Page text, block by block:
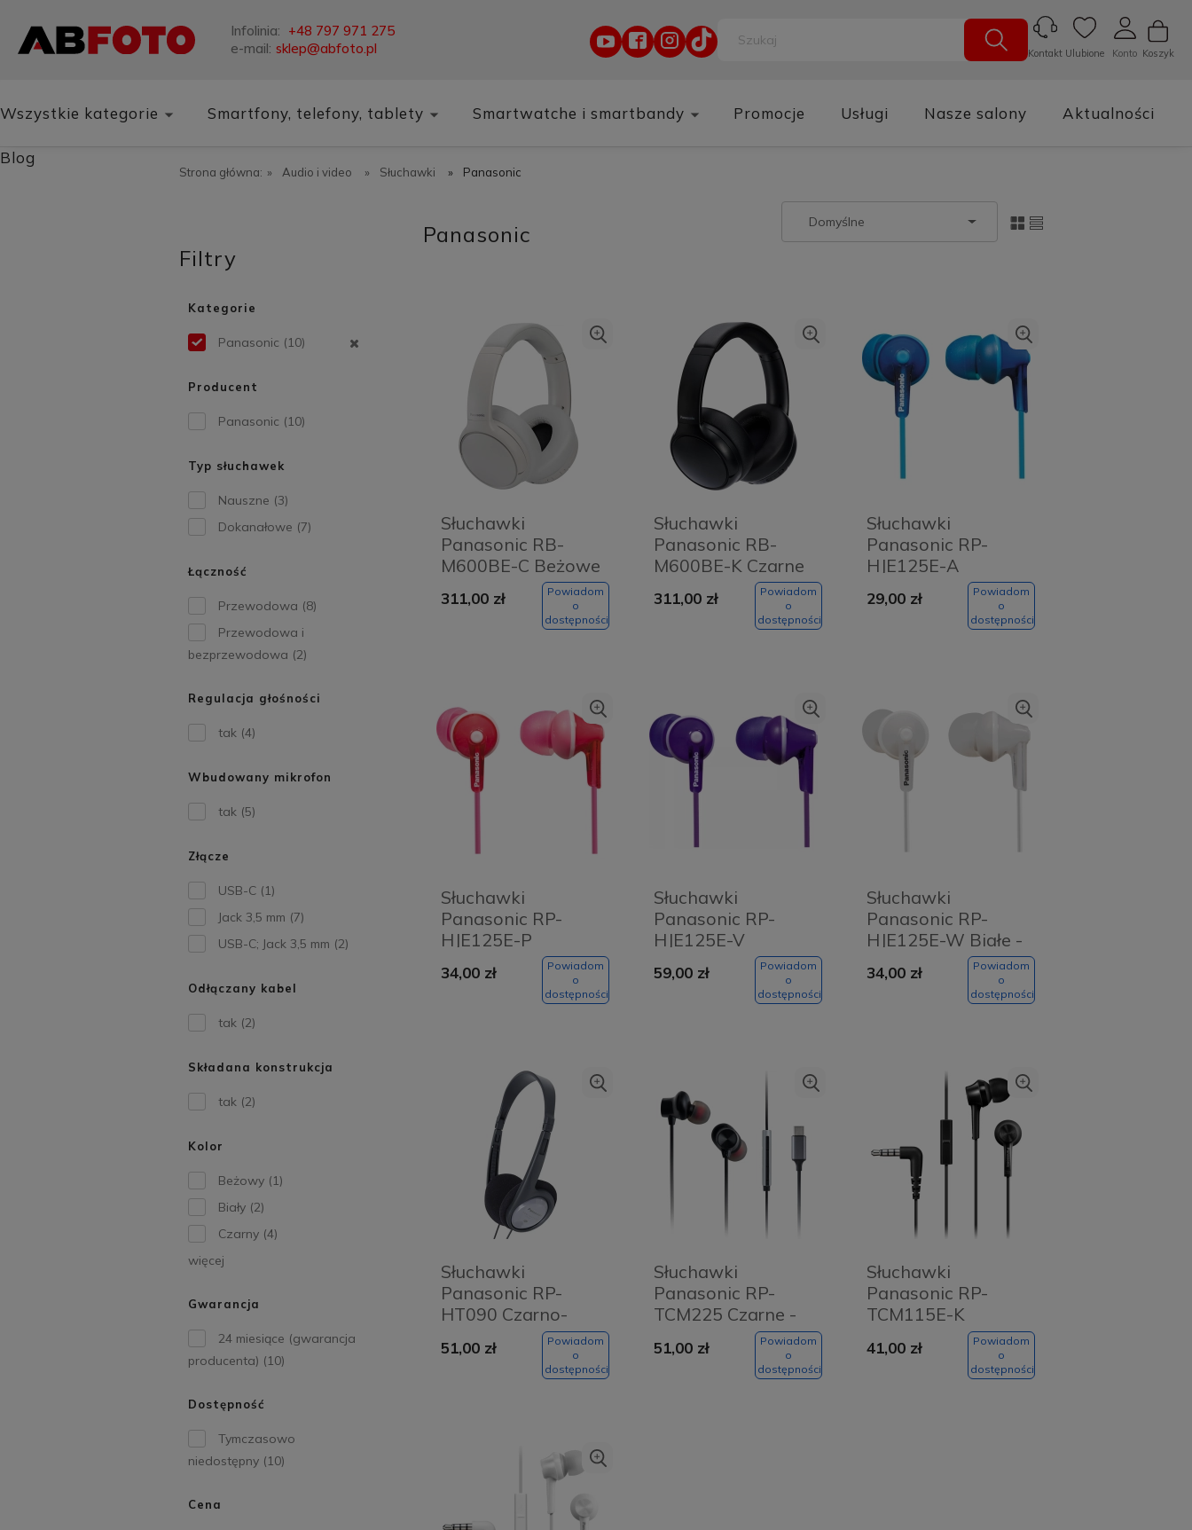
Infolinia: +48 797 971 275
e-mail: sklep@abfoto.pl Koszyk
Konto
Ulubione
Kontakt
Wszystkie kategorie Smartfony, telefony, tablety Smartwatche i smartbandy Promocje Usługi Nasze salony Aktualności
Blog
Strona główna: » Audio i video » Słuchawki » Panasonic
Filtry
Kategorie
Panasonic (10)
Producent
Panasonic (10)
Typ słuchawek
Nauszne (3)
Dokanałowe (7)
Łączność
Przewodowa (8)
Przewodowa i
bezprzewodowa (2)
Regulacja głośności
tak (4)
Wbudowany mikrofon
tak (5)
Złącze
USB-C (1)
Jack 3,5 mm (7)
USB-C; Jack 3,5 mm (2)
Odłączany kabel
tak (2)
Składana konstrukcja
tak (2)
Kolor
Beżowy (1)
Biały (2)
Czarny (4)
więcej
Gwarancja
24 miesiące (gwarancja
producenta) (10)
Dostępność
Tymczasowo
niedostępny (10)
Cena
Panasonic
Słuchawki
Panasonic RB-
M600BE-C Beżowe
- Sand Beige
311,00 zł
Powiadom
o
dostępności
Słuchawki
Panasonic RB-
M600BE-K Czarne
311,00 zł
Powiadom
o
dostępności
Słuchawki
Panasonic RP-
HJE125E-A
Niebieskie - Blue
29,00 zł
Powiadom
o
dostępności
Słuchawki
Panasonic RP-
HJE125E-P
Różowe - Pink
34,00 zł
Powiadom
o
dostępności
Słuchawki
Panasonic RP-
HJE125E-V
Fioletowe - Purple
59,00 zł
Powiadom
o
dostępności
Słuchawki
Panasonic RP-
HJE125E-W Białe -
34,00 zł
Powiadom
o
dostępności
Słuchawki
Panasonic RP-
HT090 Czarno-
szare - Black and
grey
51,00 zł
Powiadom
o
dostępności
Słuchawki
Panasonic RP-
TCM225 Czarne -
51,00 zł
Powiadom
o
dostępności
Słuchawki
Panasonic RP-
TCM115E-K
Czarne - Black
41,00 zł
Powiadom
o
dostępności